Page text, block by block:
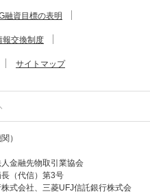
融資目標の表明
報交換制度
サイトマップ
機関）
金融先物取引業協会
長（代信）第3号
式会社、三菱UFJ信託銀行株式会